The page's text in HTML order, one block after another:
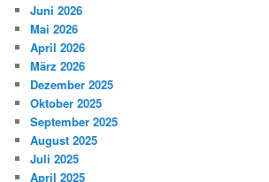
Juni 2026
Mai 2026
April 2026
März 2026
Dezember 2025
Oktober 2025
September 2025
August 2025
Juli 2025
April 2025